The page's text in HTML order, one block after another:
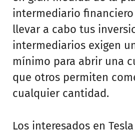
intermediario
llevar a cabo tus
intermediarios exigen
mínimo para abrir una
que otros permiten
cualquier cantidad.
Los interesados en